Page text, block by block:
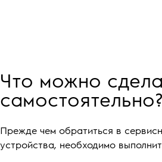
Что можно
самостоятельно?
Прежде чем обратиться в
устройства, необходимо